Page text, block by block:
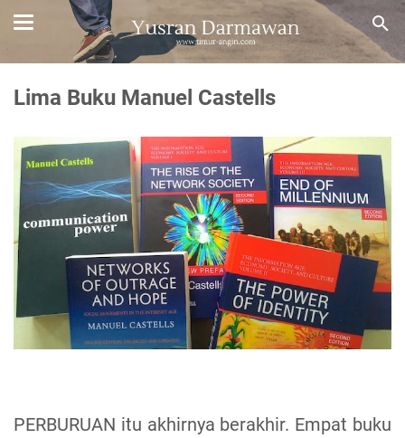
Lima Buku Manuel Castells
PERBURUAN itu akhirnya berakhir. Empat buku